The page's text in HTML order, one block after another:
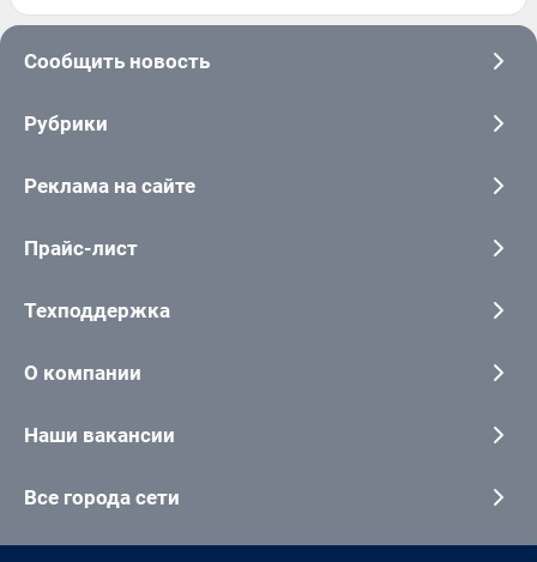
Сообщить новость
Рубрики
Реклама на сайте
Прайс-лист
Техподдержка
О компании
Наши вакансии
Все города сети